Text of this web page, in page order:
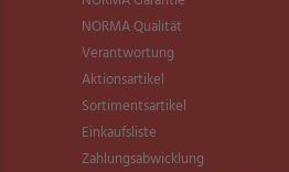
NORMA Qualität
Verantwortung
Aktionsartikel
Sortimentsartikel
Einkaufsliste
Zahlungsabwicklung